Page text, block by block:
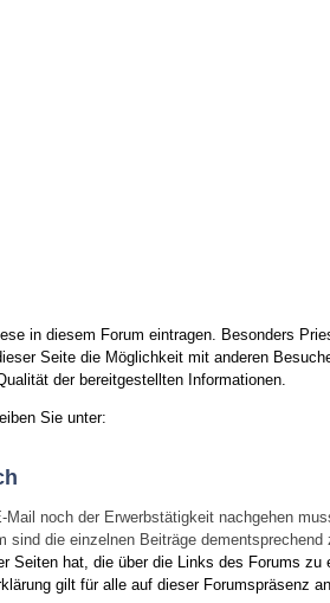
in diesem Forum eintragen. Besonders
Seite die Möglichkeit mit anderen
der bereitgestellten Informationen.
Sie unter:
noch der Erwerbstätigkeit nachgehen
die einzelnen Beiträge dementsprechend
Seiten hat, die über die Links des Forums zu
gilt für alle auf dieser Forumspräsenz